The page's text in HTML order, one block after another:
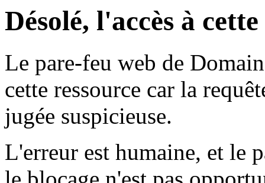
Désolé, l'accès à
Le pare-feu web de
cette ressource car la
jugée suspicieuse.
L'erreur est humaine, et le